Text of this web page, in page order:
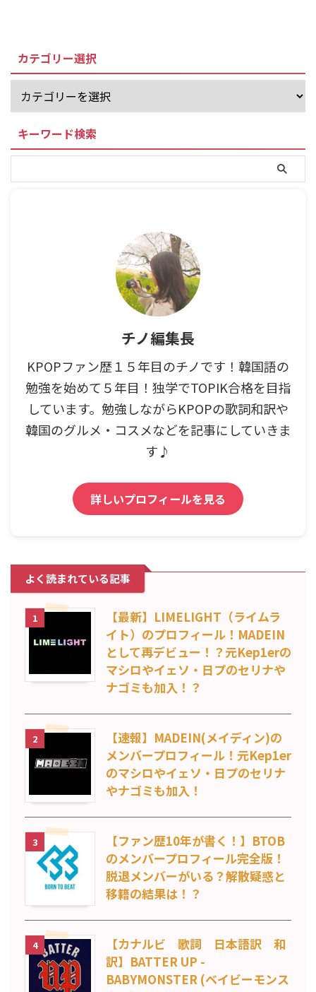
カテゴリー選択
キーワード検索
チノ編集長
KPOPファン歴１５年目のチノです！韓国語の
勉強を始めて５年目！独学でTOPIK合格を目指
しています。勉強しながらKPOPの歌詞和訳や
韓国のグルメ・コスメなどを記事にしていきま
す♪
詳しいプロフィールを見る
よく読まれている記事
1
【最新】LIMELIGHT（ライムラ
イト）のプロフィール！MADEIN
として再デビュー！？元Kep1erの
マシロやイェソ・日プのセリナや
ナゴミも加入！？
2
【速報】MADEIN(メイディン)の
メンバープロフィール！元Kep1er
のマシロやイェソ・日プのセリナ
やナゴミも加入！
3
【ファン歴10年が書く！】BTOB
のメンバープロフィール完全版！
脱退メンバーがいる？解散疑惑と
移籍の結果は！？
4
【カナルビ 歌詞 日本語訳 和
訳】BATTER UP -
BABYMONSTER (ベイビーモンス